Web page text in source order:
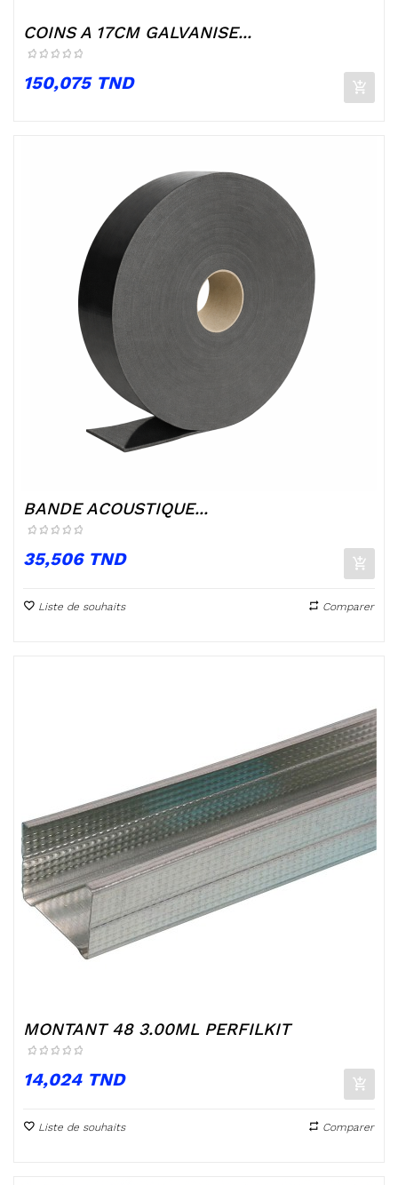
COINS A 17CM GALVANISE...
Prix
150,075 TND
BANDE ACOUSTIQUE...
Prix
35,506 TND
Liste de souhaits Comparer
MONTANT 48 3.00ML PERFILKIT
Prix
14,024 TND
Liste de souhaits Comparer